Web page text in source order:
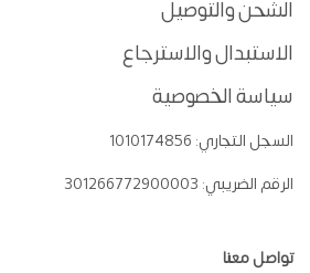
الشحن والتوصيل
الاستبدال والاسترجاع
سياسة الخصوصية
السجل التجاري: 1010174856
الرقم الضريبي: 301266772900003
تواصل معنا